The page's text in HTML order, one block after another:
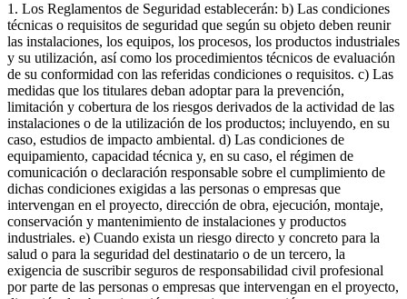
1. Los Reglamentos de Seguridad establecerán: b) Las condiciones
técnicas o requisitos de seguridad que según su objeto deben reunir
las instalaciones, los equipos, los procesos, los productos industriales
y su utilización, así como los procedimientos técnicos de evaluación
de su conformidad con las referidas condiciones o requisitos. c) Las
medidas que los titulares deban adoptar para la prevención,
limitación y cobertura de los riesgos derivados de la actividad de las
instalaciones o de la utilización de los productos; incluyendo, en su
caso, estudios de impacto ambiental. d) Las condiciones de
equipamiento, capacidad técnica y, en su caso, el régimen de
comunicación o declaración responsable sobre el cumplimiento de
dichas condiciones exigidas a las personas o empresas que
intervengan en el proyecto, dirección de obra, ejecución, montaje,
conservación y mantenimiento de instalaciones y productos
industriales. e) Cuando exista un riesgo directo y concreto para la
salud o para la seguridad del destinatario o de un tercero, la
exigencia de suscribir seguros de responsabilidad civil profesional
por parte de las personas o empresas que intervengan en el proyecto,